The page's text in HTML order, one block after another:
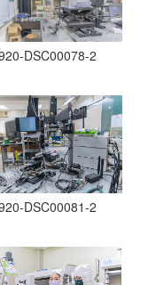
DSC00078-2
DSC00081-2